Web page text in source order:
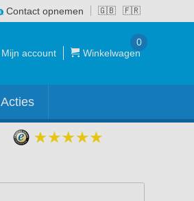
🇬🇧 🇫🇷
Contact opnemen
Mijn account Winkelwagen
0
Acties